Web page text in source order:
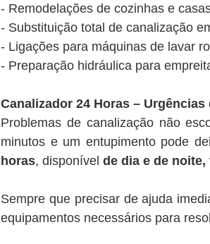
- Remodelações de cozinhas e
- Substituição total de canalização
- Ligações para máquinas de lavar
- Preparação hidráulica para
Canalizador 24 Horas – Urgências
Problemas de canalização não
minutos e um entupimento pode
horas, disponível de dia e de
Sempre que precisar de ajuda
equipamentos necessários para